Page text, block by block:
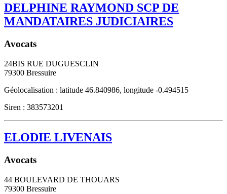
DELPHINE RAYMOND SCP DE
MANDATAIRES JUDICIAIRES
Avocats
24BIS RUE DUGUESCLIN
79300 Bressuire
Géolocalisation : latitude 46.840986, longitude -0.494515
Siren : 383573201
ELODIE LIVENAIS
Avocats
44 BOULEVARD DE THOUARS
79300 Bressuire